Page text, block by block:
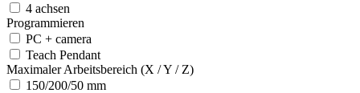
4 achsen
Programmieren
PC + camera
Teach Pendant
Maximaler Arbeitsbereich (X / Y / Z)
150/200/50 mm